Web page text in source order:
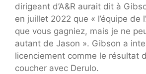
dirigeant d’A&R aurait dit à
en juillet 2022 que « l’équipe de
que vous gagniez, mais je ne
autant de Jason ». Gibson a
licenciement comme le résultat
coucher avec Derulo.